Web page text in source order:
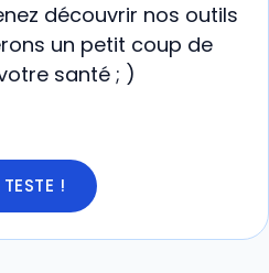
découvrir nos outils
un petit coup de
santé ; )
!